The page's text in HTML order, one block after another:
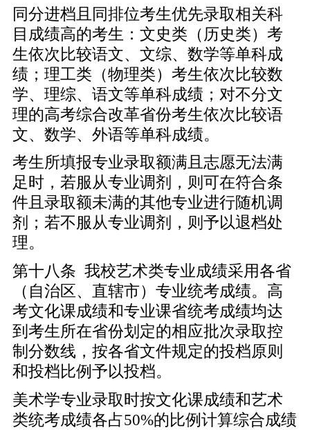
同分进档且同排位考生优先录取相关科
目成绩高的考生：文史类（历史类）考
生依次比较语文、文综、数学等单科成
绩；理工类（物理类）考生依次比较数
学、理综、语文等单科成绩；对不分文
理的高考综合改革省份考生依次比较语
文、数学、外语等单科成绩。
考生所填报专业录取额满且志愿无法满
足时，若服从专业调剂，则可在符合条
件且录取额未满的其他专业进行随机调
剂；若不服从专业调剂，则予以退档处
理。
第十八条 我校艺术类专业成绩采用各省
（自治区、直辖市）专业统考成绩。高
考文化课成绩和专业课省统考成绩均达
到考生所在省份划定的相应批次录取控
制分数线，按各省文件规定的投档原则
和投档比例予以投档。
美术学专业录取时按文化课成绩和艺术
类统考成绩各占50%的比例计算综合成绩